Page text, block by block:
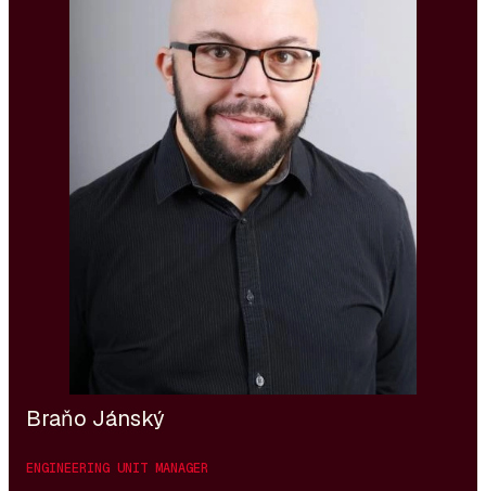
Industrieautomation. Dank seines umfangreichen
Netzwerks und seiner Kenntnis des Arbeitsmarktes
besetzt er erfolgreich sowohl Spezialisten als auch
Top-Manager. Er spricht aktiv Italienisch, und zu
seinen erfolgreichen internationalen Projekten gehört
die Besetzung der Position eines Plant Managers in
Italien, einschließlich der Durchführung von
Vorstellungsgesprächen in italienischer Sprache.
Kunden schätzen seinen professionellen Ansatz, seine
Ergebnisorientierung und seine Fähigkeit, qualifizierte
Kandidaten auch für anspruchsvollste Positionen zu
Braňo Jánský
ENGINEERING UNIT MANAGER